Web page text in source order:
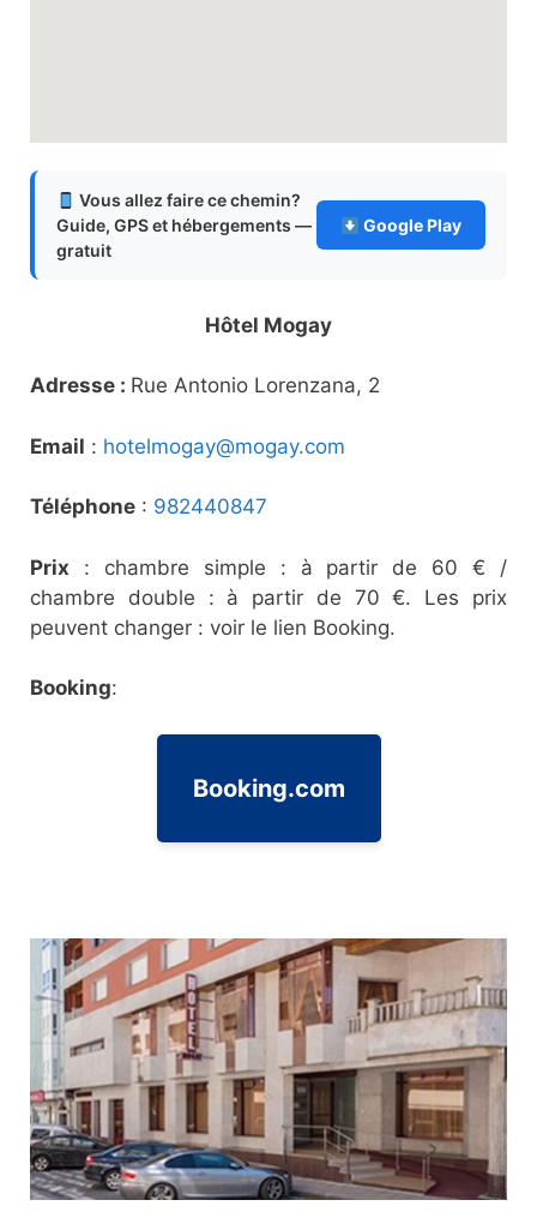
Vous allez faire ce chemin?
Guide, GPS et hébergements —
gratuit
Google Play
Hôtel Mogay
Adresse : Rue Antonio Lorenzana, 2
Email : hotelmogay@mogay.com
Téléphone : 982440847
Prix : chambre simple : à partir de 60 € /
chambre double : à partir de 70 €. Les prix
peuvent changer : voir le lien Booking.
Booking:
Booking.com